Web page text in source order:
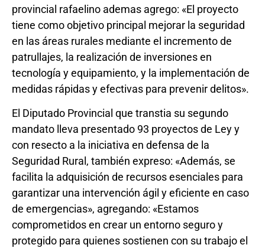
provincial rafaelino ademas agrego: «El proyecto
tiene como objetivo principal mejorar la seguridad
en las áreas rurales mediante el incremento de
patrullajes, la realización de inversiones en
tecnología y equipamiento, y la implementación de
medidas rápidas y efectivas para prevenir delitos».
El Diputado Provincial que transtia su segundo
mandato lleva presentado 93 proyectos de Ley y
con resecto a la iniciativa en defensa de la
Seguridad Rural, también expreso: «Además, se
facilita la adquisición de recursos esenciales para
garantizar una intervención ágil y eficiente en caso
de emergencias», agregando: «Estamos
comprometidos en crear un entorno seguro y
protegido para quienes sostienen con su trabajo el